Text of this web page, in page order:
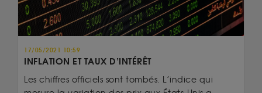
17/05/2021 10:59
INFLATION ET TAUX D’INTÉRÊT
Les chiffres officiels sont tombés. L’indice qui